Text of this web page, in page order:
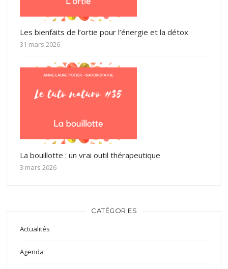
Les bienfaits de l’ortie pour l’énergie et la détox
31 mars 2026
La bouillotte : un vrai outil thérapeutique
3 mars 2026
CATÉGORIES
Actualités
Agenda